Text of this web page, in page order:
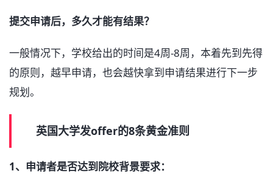
提交申请后，多久才能有结果？
一般情况下，学校给出的时间是4周-8周，本着先到先得
的原则，越早申请，也会越快拿到申请结果进行下一步
规划。
英国大学发offer的8条黄金准则
1、申请者是否达到院校背景要求：